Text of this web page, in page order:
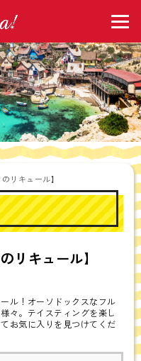
リキュール】
リキュール】
ル！オーソドックスなフル
々。テイスティングを楽し
お気に入りを見つけてくだ